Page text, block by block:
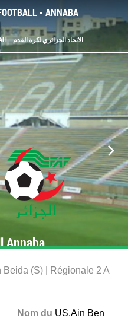
- ANNABA
FÉDÉRATION ALGÉRIENNE DE FOOTBALL - الاتحاد الجزائري لكرة القدم
Annaba
Beida (S) | Régionale 2 A
Nom du US.Ain Ben